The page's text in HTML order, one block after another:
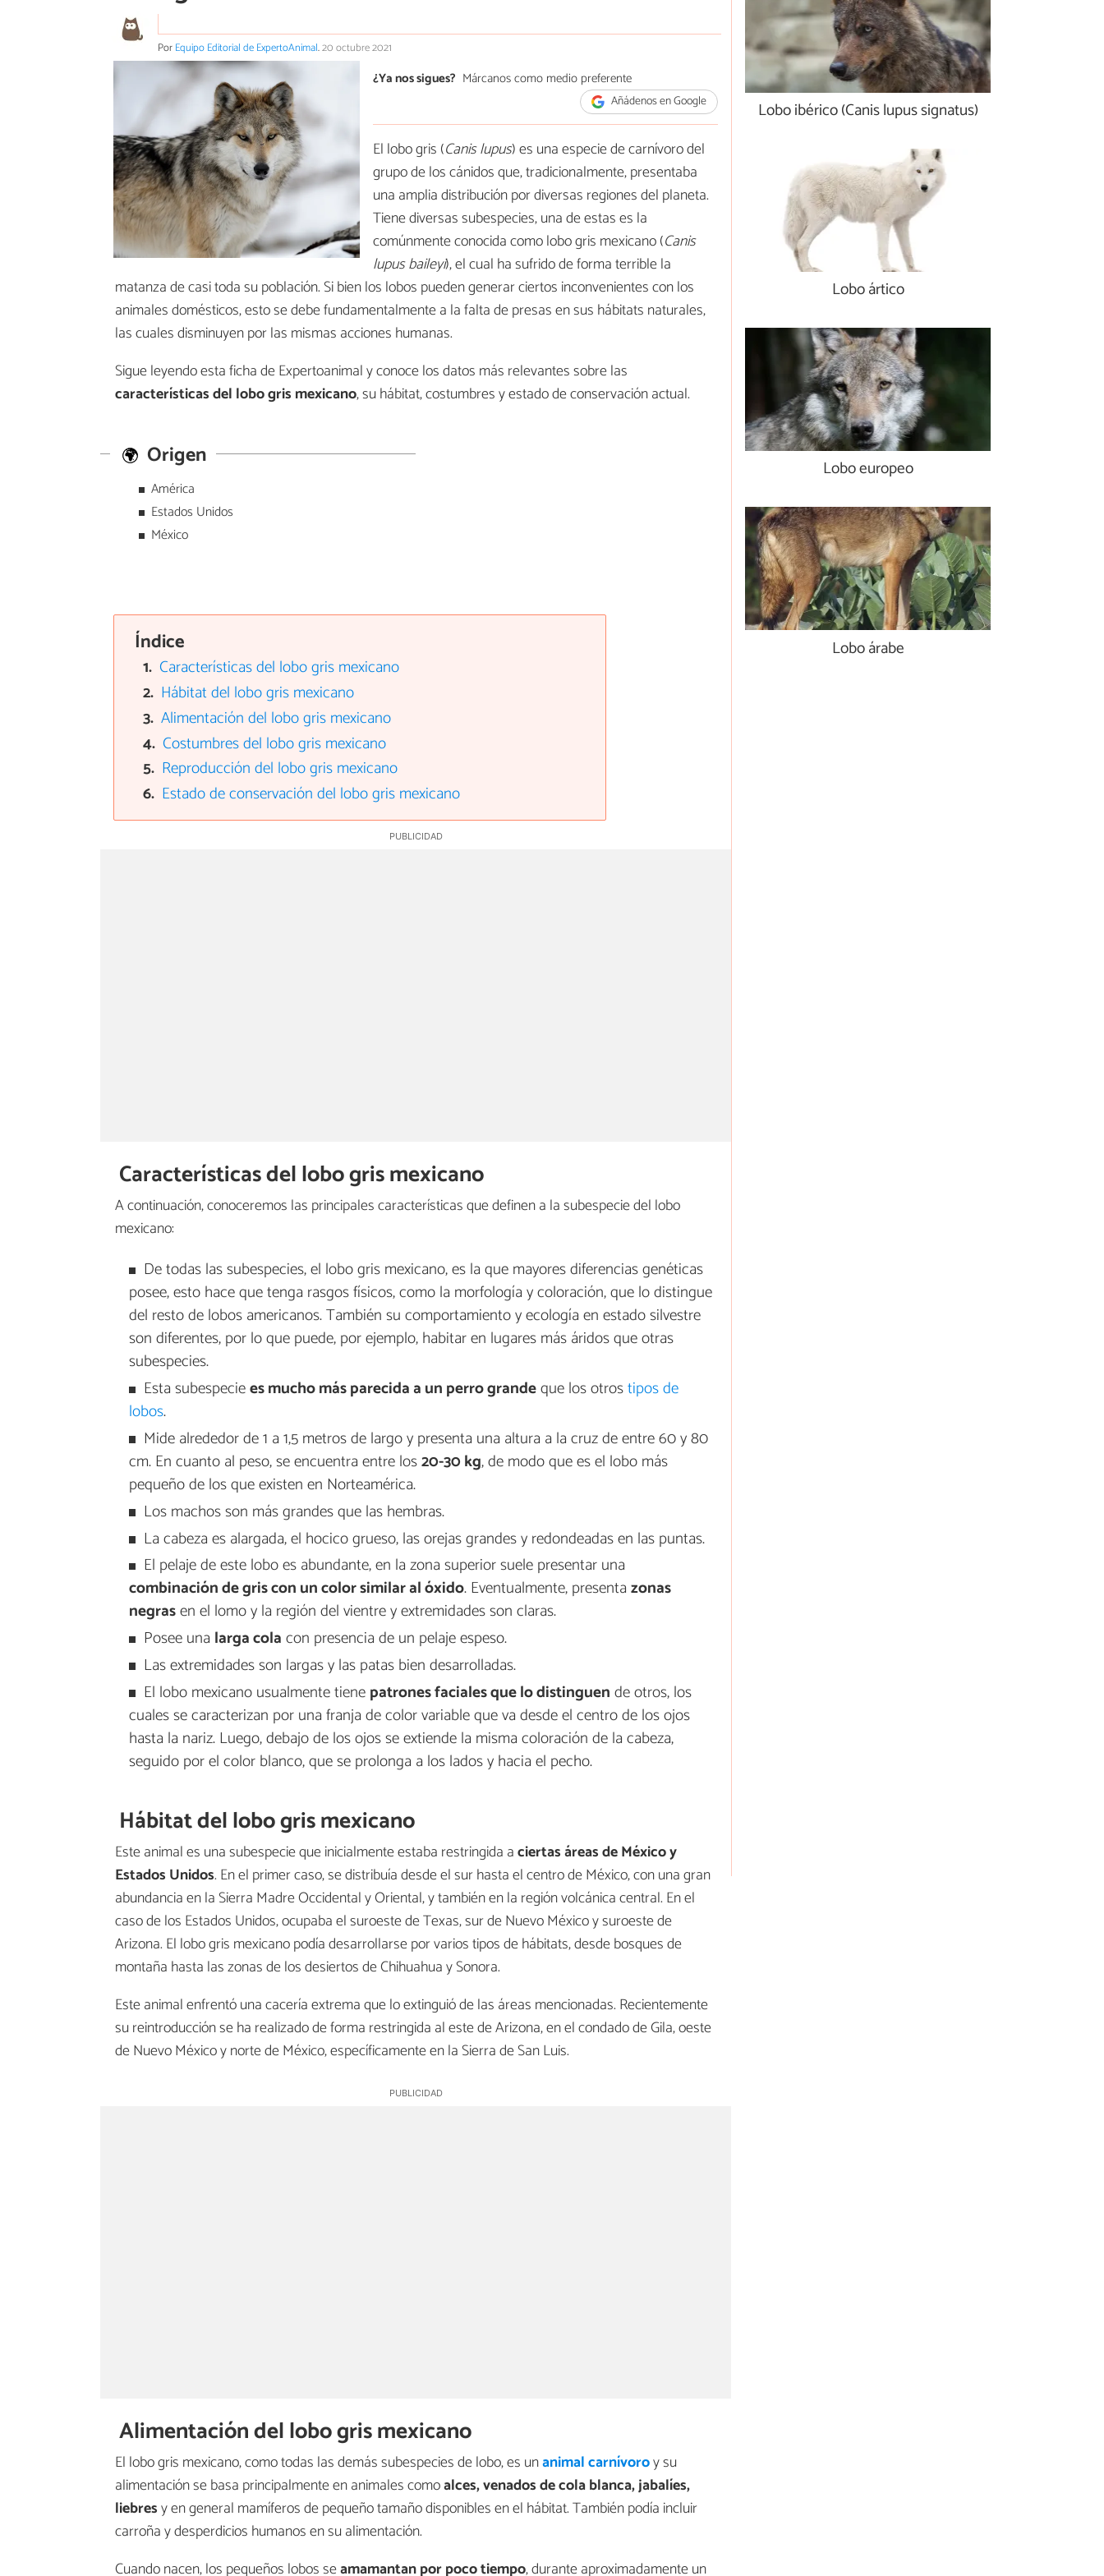
PorEquipo Editorial de ExpertoAnimal.20 octubre 2021
¿Ya nos sigues? Márcanos como medio preferente
Añádenos en Google
El lobo gris (Canis lupus) es una especie de carnívoro del
grupo de los cánidos que, tradicionalmente, presentaba
una amplia distribución por diversas regiones del planeta.
Tiene diversas subespecies, una de estas es la
comúnmente conocida como lobo gris mexicano (Canis
lupus baileyi), el cual ha sufrido de forma terrible la
matanza de casi toda su población. Si bien los lobos pueden generar ciertos inconvenientes con los
animales domésticos, esto se debe fundamentalmente a la falta de presas en sus hábitats naturales,
las cuales disminuyen por las mismas acciones humanas.
Sigue leyendo esta ficha de Expertoanimal y conoce los datos más relevantes sobre las
características del lobo gris mexicano, su hábitat, costumbres y estado de conservación actual.
Origen
América
Estados Unidos
México
Índice
Características del lobo gris mexicano
Hábitat del lobo gris mexicano
Alimentación del lobo gris mexicano
Costumbres del lobo gris mexicano
Reproducción del lobo gris mexicano
Estado de conservación del lobo gris mexicano
Características del lobo gris mexicano
A continuación, conoceremos las principales características que definen a la subespecie del lobo
mexicano:
De todas las subespecies, el lobo gris mexicano, es la que mayores diferencias genéticas
posee, esto hace que tenga rasgos físicos, como la morfología y coloración, que lo distingue
del resto de lobos americanos. También su comportamiento y ecología en estado silvestre
son diferentes, por lo que puede, por ejemplo, habitar en lugares más áridos que otras
subespecies.
Esta subespeciees mucho más parecida a un perro grandeque los otrostipos de
lobos.
Mide alrededor de 1 a 1,5 metros de largo y presenta una altura a la cruz de entre 60 y 80
cm. En cuanto al peso, se encuentra entre los20-30 kg, de modo que es el lobo más
pequeño de los que existen en Norteamérica.
Los machos son más grandes que las hembras.
La cabeza es alargada, el hocico grueso, las orejas grandes y redondeadas en las puntas.
El pelaje de este lobo es abundante, en la zona superior suele presentar una
combinación de gris con un color similar al óxido. Eventualmente, presentazonas
negrasen el lomo y la región del vientre y extremidades son claras.
Posee una larga colacon presencia de un pelaje espeso.
Las extremidades son largas y las patas bien desarrolladas.
El lobo mexicano usualmente tienepatrones faciales que lo distinguende otros, los
cuales se caracterizan por una franja de color variable que va desde el centro de los ojos
hasta la nariz. Luego, debajo de los ojos se extiende la misma coloración de la cabeza,
seguido por el color blanco, que se prolonga a los lados y hacia el pecho.
Hábitat del lobo gris mexicano
Este animal es una subespecie que inicialmente estaba restringida aciertas áreas de México y
Estados Unidos. En el primer caso, se distribuía desde el sur hasta el centro de México, con una gran
abundancia en la Sierra Madre Occidental y Oriental, y también en la región volcánica central. En el
caso de los Estados Unidos, ocupaba el suroeste de Texas, sur de Nuevo México y suroeste de
Arizona. El lobo gris mexicano podía desarrollarse por varios tipos de hábitats, desde bosques de
montaña hasta las zonas de los desiertos de Chihuahua y Sonora.
Este animal enfrentó una cacería extrema que lo extinguió de las áreas mencionadas. Recientemente
su reintroducción se ha realizado de forma restringida al este de Arizona, en el condado de Gila, oeste
de Nuevo México y norte de México, específicamente en la Sierra de San Luis.
Alimentación del lobo gris mexicano
El lobo gris mexicano, como todas las demás subespecies de lobo, es unanimal carnívoroy su
alimentación se basa principalmente en animales comoalces, venados de cola blanca, jabalíes,
liebresy en general mamíferos de pequeño tamaño disponibles en el hábitat. También podía incluir
carroña y desperdicios humanos en su alimentación.
Cuando nacen, los pequeños lobos seamamantan por poco tiempo, durante aproximadamente un
Lobo ibérico (Canis lupus signatus)
Lobo ártico
Lobo europeo
Lobo árabe